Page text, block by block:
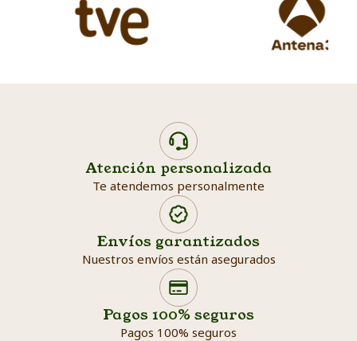
Atención personalizada
Te atendemos personalmente
Envíos garantizados
Nuestros envíos están asegurados
Pagos 100% seguros
Pagos 100% seguros
Search products